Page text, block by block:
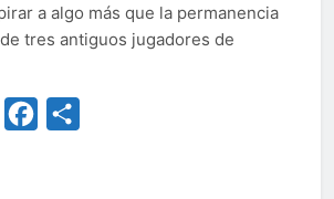
a algo más que la permanencia
tres antiguos jugadores de
TwitterFacebook